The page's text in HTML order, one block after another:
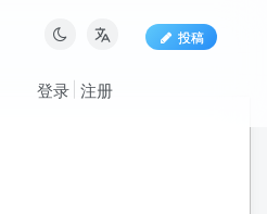
投稿
登录 注册